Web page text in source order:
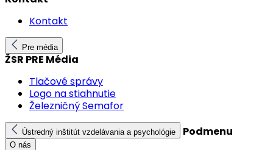
Kontakt
Pre média
ŽSR PRE Média
Tlačové správy
Logo na stiahnutie
Železničný Semafor
Ústredný inštitút vzdelávania a psychológie Podmenu
O nás